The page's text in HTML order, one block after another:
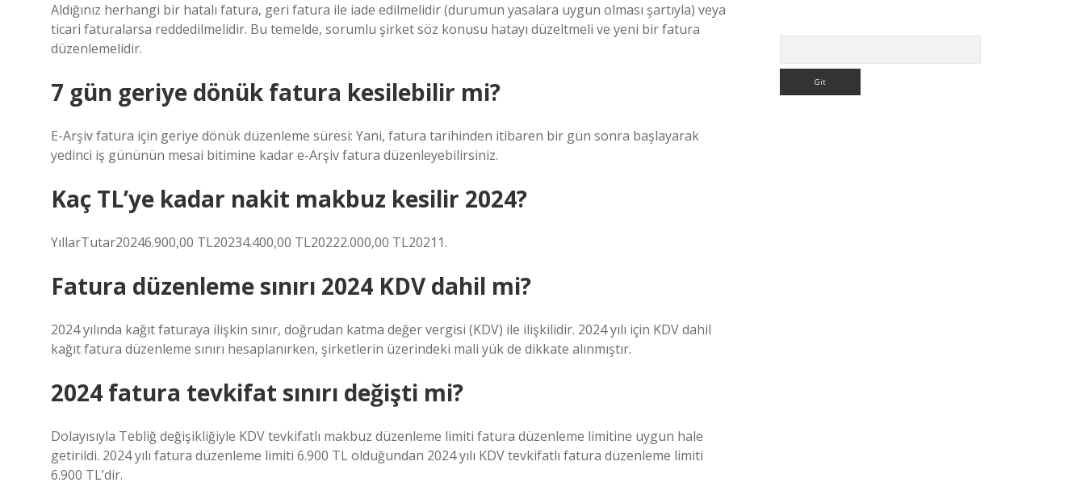
Aldığınız herhangi bir hatalı fatura, geri fatura ile iade edilmelidir (durumun yasalara uygun olması şartıyla) veya
ticari faturalarsa reddedilmelidir. Bu temelde, sorumlu şirket söz konusu hatayı düzeltmeli ve yeni bir fatura
düzenlemelidir.
7 gün geriye dönük fatura kesilebilir mi?
E-Arşiv fatura için geriye dönük düzenleme süresi: Yani, fatura tarihinden itibaren bir gün sonra başlayarak
yedinci iş gününün mesai bitimine kadar e-Arşiv fatura düzenleyebilirsiniz.
Kaç TL’ye kadar nakit makbuz kesilir 2024?
YıllarTutar20246.900,00 TL20234.400,00 TL20222.000,00 TL20211.
Fatura düzenleme sınırı 2024 KDV dahil mi?
2024 yılında kağıt faturaya ilişkin sınır, doğrudan katma değer vergisi (KDV) ile ilişkilidir. 2024 yılı için KDV dahil
kağıt fatura düzenleme sınırı hesaplanırken, şirketlerin üzerindeki mali yük de dikkate alınmıştır.
2024 fatura tevkifat sınırı değişti mi?
Dolayısıyla Tebliğ değişikliğiyle KDV tevkifatlı makbuz düzenleme limiti fatura düzenleme limitine uygun hale
getirildi. 2024 yılı fatura düzenleme limiti 6.900 TL olduğundan 2024 yılı KDV tevkifatlı fatura düzenleme limiti
6.900 TL’dir.